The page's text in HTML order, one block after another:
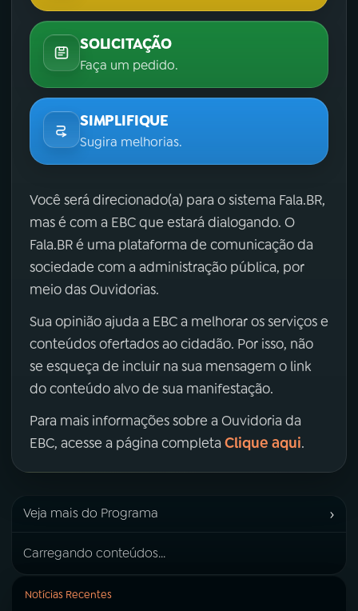
SOLICITAÇÃO
Faça um pedido.
SIMPLIFIQUE
Sugira melhorias.
Você será direcionado(a) para o sistema Fala.BR,
mas é com a EBC que estará dialogando. O
Fala.BR é uma plataforma de comunicação da
sociedade com a administração pública, por
meio das Ouvidorias.
Sua opinião ajuda a EBC a melhorar os serviços e
conteúdos ofertados ao cidadão. Por isso, não
se esqueça de incluir na sua mensagem o link
do conteúdo alvo de sua manifestação.
Para mais informações sobre a Ouvidoria da
EBC, acesse a página completa Clique aqui.
Veja mais do Programa ›
Carregando conteúdos...
Notícias Recentes